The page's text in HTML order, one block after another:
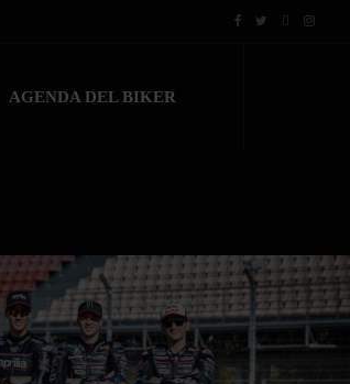
AGENDA DEL BIKER